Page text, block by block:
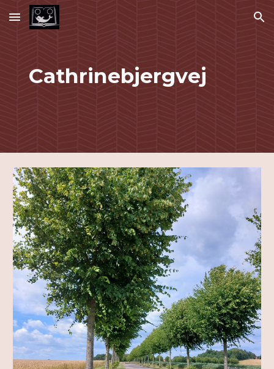
Skip to main content Skip to navigation
Cathrinebjergvej